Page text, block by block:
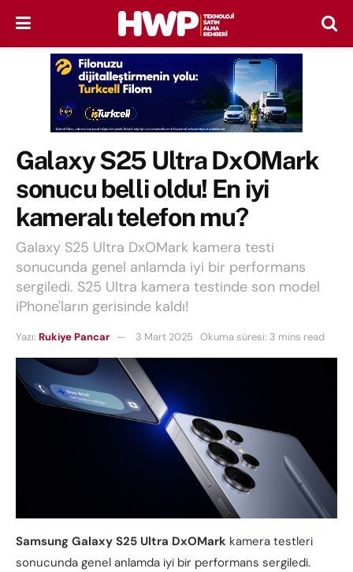
Galaxy S25 Ultra DxOMark
sonucu belli oldu! En iyi
kameralı telefon mu?
Galaxy S25 Ultra DxOMark kamera testi
sonucunda genel anlamda iyi bir performans
sergiledi. S25 Ultra kamera testinde son model
iPhone'ların gerisinde kaldı!
Yazı: Rukiye Pancar 3 Mart 2025 Okuma süresi: 3 mins read
Samsung Galaxy S25 Ultra DxOMark kamera testleri
sonucunda genel anlamda iyi bir performans sergiledi.